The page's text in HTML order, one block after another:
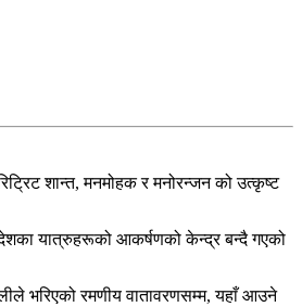
शान्त, मनमोहक र मनोरन्जन को उत्कृष्ट
यात्रुहरूको आकर्षणको केन्द्र बन्दै गएको
भरिएको रमणीय वातावरणसम्म, यहाँ आउने